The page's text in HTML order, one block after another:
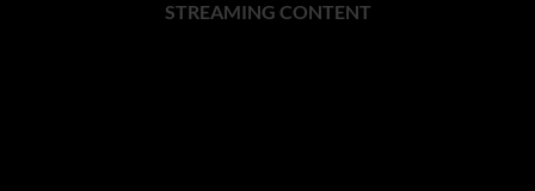
STREAMING CONTENT